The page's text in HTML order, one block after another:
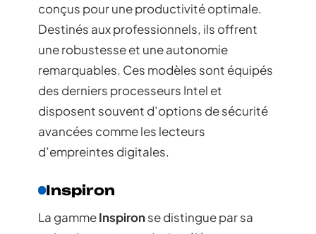
conçus pour une productivité optimale.
Destinés aux professionnels, ils offrent
une robustesse et une autonomie
remarquables. Ces modèles sont équipés
des derniers processeurs Intel et
disposent souvent d’options de sécurité
avancées comme les lecteurs
d’empreintes digitales.
Inspiron
La gammeInspironse distingue par sa